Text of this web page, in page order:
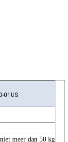
01US
meer dan 50 kg